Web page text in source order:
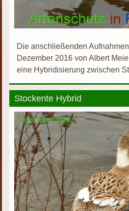
Die anschließenden
Dezember 2016 von Albert
eine Hybridisierung zwischen
Stockente Hybrid